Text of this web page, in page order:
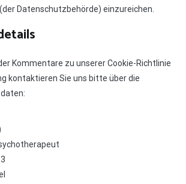
Datenschutzbehörde) einzureichen.
Kommentare zu unserer Cookie-Richtlinie
kontaktieren Sie uns bitte über die